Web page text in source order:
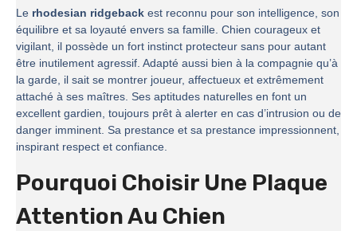
Le rhodesian ridgeback est reconnu pour son intelligence, son
équilibre et sa loyauté envers sa famille. Chien courageux et
vigilant, il possède un fort instinct protecteur sans pour autant
être inutilement agressif. Adapté aussi bien à la compagnie qu’à
la garde, il sait se montrer joueur, affectueux et extrêmement
attaché à ses maîtres. Ses aptitudes naturelles en font un
excellent gardien, toujours prêt à alerter en cas d’intrusion ou de
danger imminent. Sa prestance et sa prestance impressionnent,
inspirant respect et confiance.
Pourquoi Choisir Une Plaque
Attention Au Chien